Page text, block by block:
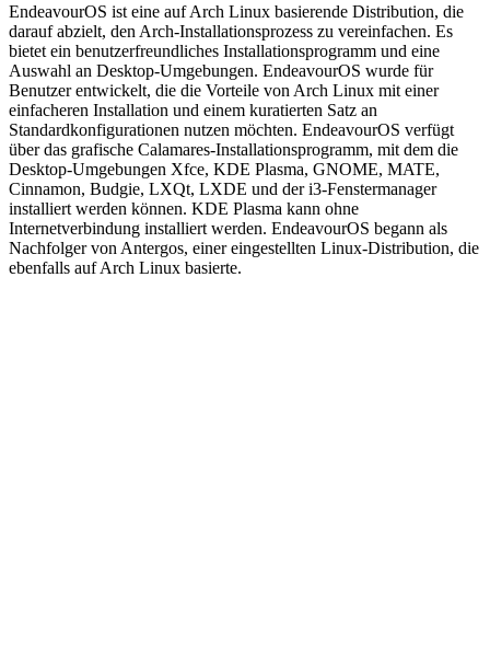
EndeavourOS ist eine auf Arch Linux basierende Distribution, die
darauf abzielt, den Arch-Installationsprozess zu vereinfachen. Es
bietet ein benutzerfreundliches Installationsprogramm und eine
Auswahl an Desktop-Umgebungen. EndeavourOS wurde für
Benutzer entwickelt, die die Vorteile von Arch Linux mit einer
einfacheren Installation und einem kuratierten Satz an
Standardkonfigurationen nutzen möchten. EndeavourOS verfügt
über das grafische Calamares-Installationsprogramm, mit dem die
Desktop-Umgebungen Xfce, KDE Plasma, GNOME, MATE,
Cinnamon, Budgie, LXQt, LXDE und der i3-Fenstermanager
installiert werden können. KDE Plasma kann ohne
Internetverbindung installiert werden. EndeavourOS begann als
Nachfolger von Antergos, einer eingestellten Linux-Distribution, die
ebenfalls auf Arch Linux basierte.